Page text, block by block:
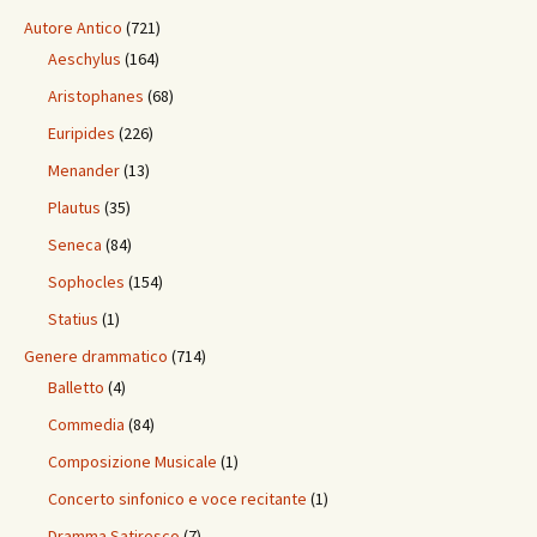
Autore Antico (721)
Aeschylus (164)
Aristophanes (68)
Euripides (226)
Menander(13)
Plautus (35)
Seneca (84)
Sophocles (154)
Statius (1)
Genere drammatico (714)
Balletto (4)
Commedia (84)
Composizione Musicale (1)
Concerto sinfonico e voce recitante (1)